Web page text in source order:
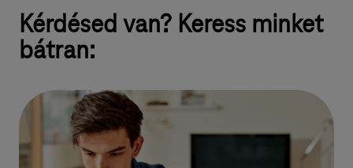
Kérdésed van? Keress minket
bátran: